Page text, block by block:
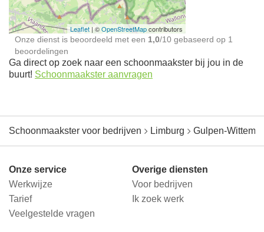
Leaflet | ©OpenStreetMapcontributors
Onze dienst is beoordeeld met een 1,0/10 gebaseerd op 1
beoordelingen
Ga direct op zoek naar een schoonmaakster bij jou in de
buurt! Schoonmaakster aanvragen
Schoonmaakster voor bedrijven Limburg Gulpen-Wittem
Onze service
Werkwijze
Tarief
Veelgestelde vragen
Overige diensten
Voor bedrijven
Ik zoek werk